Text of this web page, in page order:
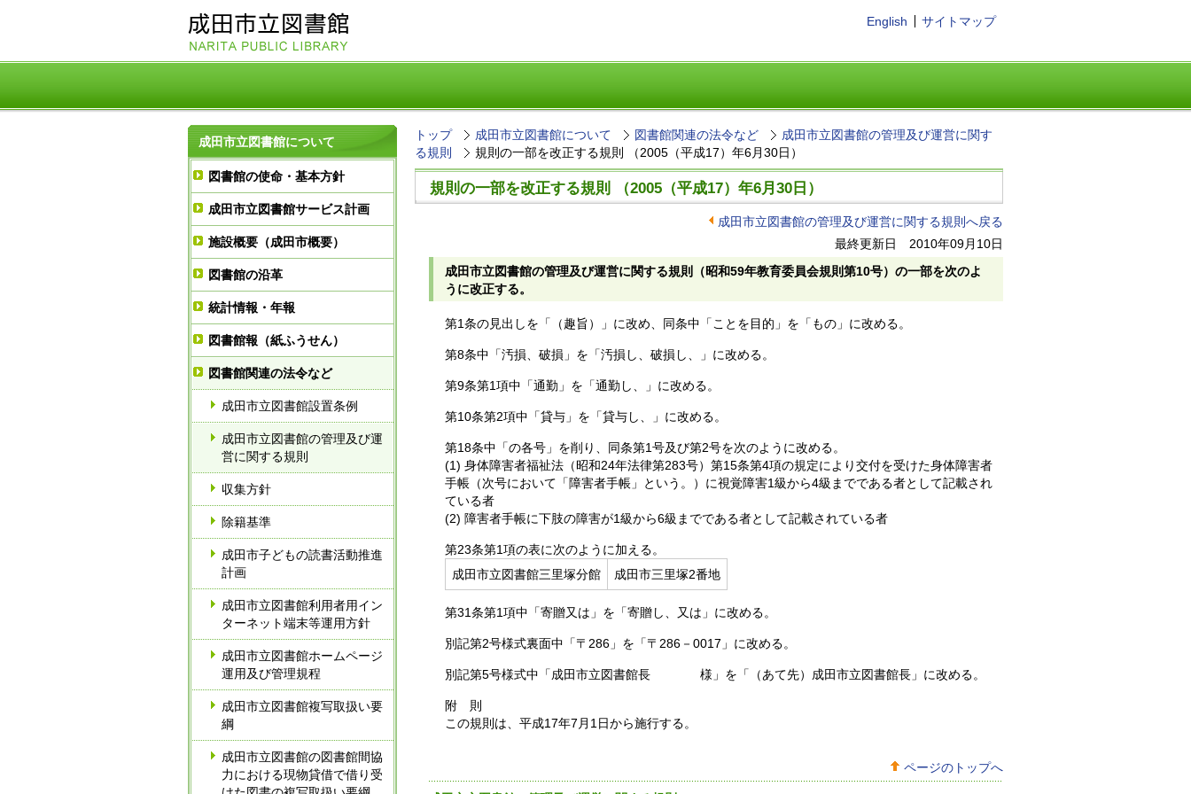
English サイトマップ
成田市立図書館について
図書館の使命・基本方針
成田市立図書館サービス計画
施設概要（成田市概要）
図書館の沿革
統計情報・年報
図書館報（紙ふうせん）
図書館関連の法令など
成田市立図書館設置条例
成田市立図書館の管理及び運
営に関する規則
収集方針
除籍基準
成田市子どもの読書活動推進
計画
成田市立図書館利用者用イン
ターネット端末等運用方針
成田市立図書館ホームページ
運用及び管理規程
成田市立図書館複写取扱い要
綱
成田市立図書館の図書館間協
力における現物貸借で借り受
トップ 成田市立図書館について 図書館関連の法令など
成田市立図書館の管理及び運営に関す
る規則
規則の一部を改正する規則 （2005（平成17）年6月30日）
規則の一部を改正する規則 （2005（平成17）年6月30日）
成田市立図書館の管理及び運営に関する規則へ戻る
最終更新日 2010年09月10日
成田市立図書館の管理及び運営に関する規則（昭和59年教育委員会規則第10号）の一部を次のよ
うに改正する。
第1条の見出しを「（趣旨）」に改め、同条中「ことを目的」を「もの」に改める。
第8条中「汚損、破損」を「汚損し、破損し、」に改める。
第9条第1項中「通勤」を「通勤し、」に改める。
第10条第2項中「貸与」を「貸与し、」に改める。
第18条中「の各号」を削り、同条第1号及び第2号を次のように改める。
(1) 身体障害者福祉法（昭和24年法律第283号）第15条第4項の規定により交付を受けた身体障害者
手帳（次号において「障害者手帳」という。）に視覚障害1級から4級までである者として記載され
ている者
(2) 障害者手帳に下肢の障害が1級から6級までである者として記載されている者
第23条第1項の表に次のように加える。
成田市立図書館三里塚分館
成田市三里塚2番地
第31条第1項中「寄贈又は」を「寄贈し、又は」に改める。
別記第2号様式裏面中「〒286」を「〒286－0017」に改める。
別記第5号様式中「成田市立図書館長 様」を「（あて先）成田市立図書館長」に改める。
附 則
この規則は、平成17年7月1日から施行する。
ページのトップへ